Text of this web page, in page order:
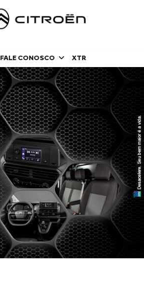
FALE CONOSCO XTR